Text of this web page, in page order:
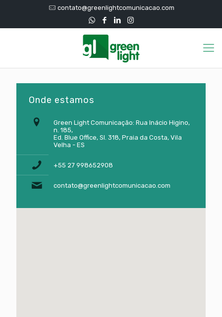
contato@greenlightcomunicacao.com
Onde estamos
Green Light Comunicação: Rua Inácio Higino,
n. 185,
Ed. Blue Office, Sl. 318, Praia da Costa, Vila
Velha - ES
+55 27 998652908
contato@greenlightcomunicacao.com